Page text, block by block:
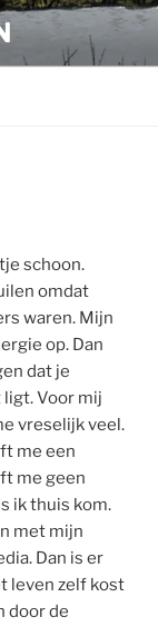
schoon.
omdat
waren. Mijn
op. Dan
dat je
Voor mij
vreselijk veel.
me een
me geen
ik thuis kom.
met mijn
Dan is er
leven zelf kost
door de